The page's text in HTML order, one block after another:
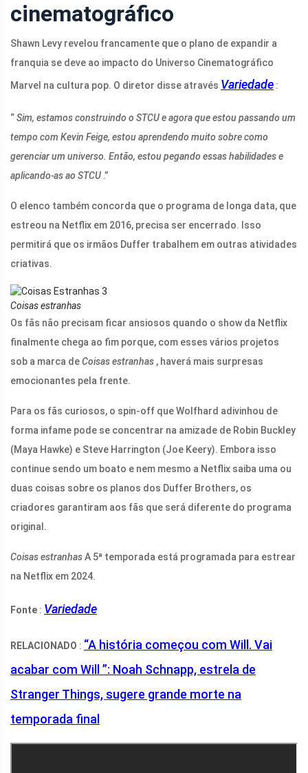
cinematográfico
Shawn Levy revelou francamente que o plano de expandir a
franquia se deve ao impacto do Universo Cinematográfico
Marvel na cultura pop. O diretor disse através Variedade :
“Sim, estamos construindo o STCU e agora que estou passando um
tempo com Kevin Feige, estou aprendendo muito sobre como
gerenciar um universo. Então, estou pegando essas habilidades e
aplicando-as ao STCU .”
O elenco também concorda que o programa de longa data, que
estreou na Netflix em 2016, precisa ser encerrado. Isso
permitirá que os irmãos Duffer trabalhem em outras atividades
criativas.
Coisas estranhas
Os fãs não precisam ficar ansiosos quando o show da Netflix
finalmente chega ao fim porque, com esses vários projetos
sob a marca deCoisas estranhas , haverá mais surpresas
emocionantes pela frente.
Para os fãs curiosos, o spin-off que Wolfhard adivinhou de
forma infame pode se concentrar na amizade de Robin Buckley
(Maya Hawke) e Steve Harrington (Joe Keery). Embora isso
continue sendo um boato e nem mesmo a Netflix saiba uma ou
duas coisas sobre os planos dos Duffer Brothers, os
criadores garantiram aos fãs que será diferente do programa
original.
Coisas estranhasA 5ª temporada está programada para estrear
na Netflix em 2024.
Fonte : Variedade
RELACIONADO : “A história começou com Will. Vai
acabar com Will ”: Noah Schnapp, estrela de
Stranger Things, sugere grande morte na
temporada final